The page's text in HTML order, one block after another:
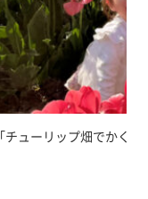
｢チューリップ畑でかく